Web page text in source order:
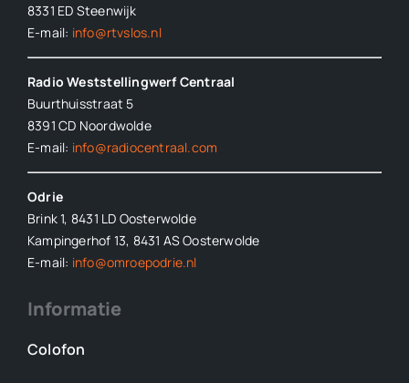
8331 ED Steenwijk
E-mail: info@rtvslos.nl
Radio Weststellingwerf Centraal
Buurthuisstraat 5
8391 CD Noordwolde
E-mail: info@radiocentraal.com
Odrie
Brink 1, 8431 LD Oosterwolde
Kampingerhof 13, 8431 AS Oosterwolde
E-mail: info@omroepodrie.nl
Informatie
Colofon